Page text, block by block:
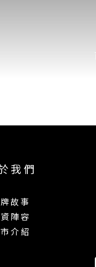
我 們
故 事
陣 容
介 紹